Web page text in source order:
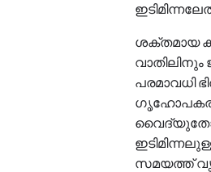
ശക്തമായ
പരമാവധി
സമയത്ത്